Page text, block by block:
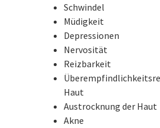
Schwindel
Müdigkeit
Depressionen
Nervosität
Reizbarkeit
Haut
Austrocknung der Haut
Akne